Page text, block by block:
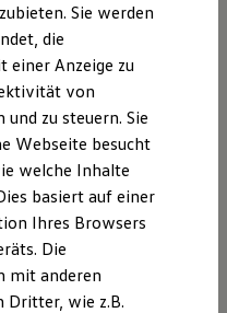
Produkte
Strom
Sie werden
die
einer Anzeige zu
von
und zu steuern. Sie
Webseite besucht
welche Inhalte
basiert auf einer
Ihres Browsers
Die
mit anderen
Dritter, wie z.B.